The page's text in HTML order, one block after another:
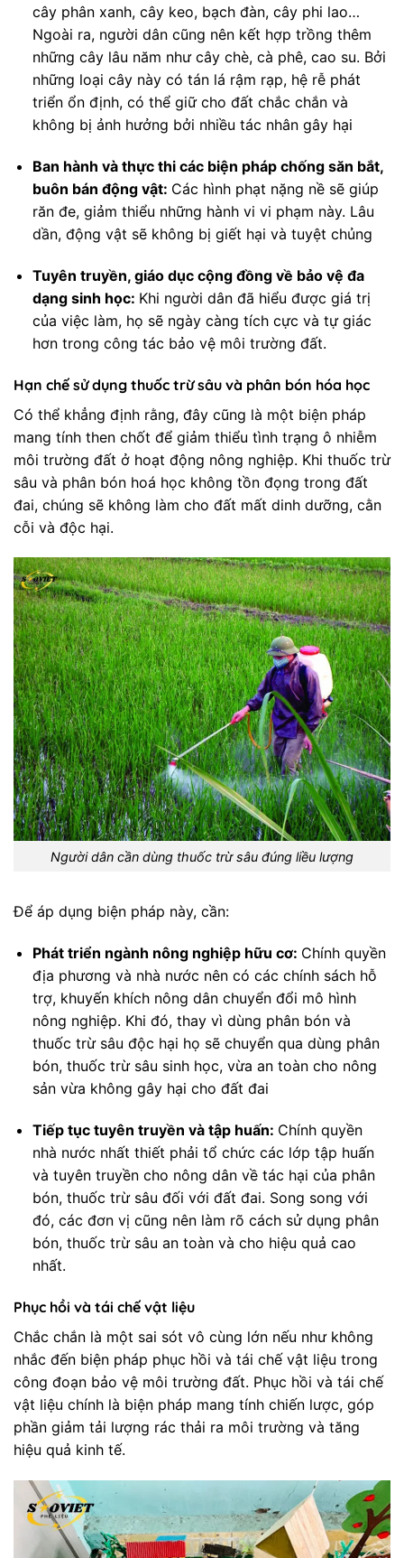
cây phân xanh, cây keo, bạch đàn, cây phi lao…
Ngoài ra, người dân cũng nên kết hợp trồng thêm
những cây lâu năm như cây chè, cà phê, cao su. Bởi
những loại cây này có tán lá rậm rạp, hệ rễ phát
triển ổn định, có thể giữ cho đất chắc chắn và
không bị ảnh hưởng bởi nhiều tác nhân gây hại
Ban hành và thực thi các biện pháp chống săn bắt,
buôn bán động vật: Các hình phạt nặng nề sẽ giúp
răn đe, giảm thiểu những hành vi vi phạm này. Lâu
dần, động vật sẽ không bị giết hại và tuyệt chủng
Tuyên truyền, giáo dục cộng đồng về bảo vệ đa
dạng sinh học: Khi người dân đã hiểu được giá trị
của việc làm, họ sẽ ngày càng tích cực và tự giác
hơn trong công tác bảo vệ môi trường đất.
Hạn chế sử dụng thuốc trừ sâu và phân bón hóa học
Có thể khẳng định rằng, đây cũng là một biện pháp
mang tính then chốt để giảm thiểu tình trạng ô nhiễm
môi trường đất ở hoạt động nông nghiệp. Khi thuốc trừ
sâu và phân bón hoá học không tồn đọng trong đất
đai, chúng sẽ không làm cho đất mất dinh dưỡng, cằn
cỗi và độc hại.
Người dân cần dùng thuốc trừ sâu đúng liều lượng
Để áp dụng biện pháp này, cần:
Phát triển ngành nông nghiệp hữu cơ: Chính quyền
địa phương và nhà nước nên có các chính sách hỗ
trợ, khuyến khích nông dân chuyển đổi mô hình
nông nghiệp. Khi đó, thay vì dùng phân bón và
thuốc trừ sâu độc hại họ sẽ chuyển qua dùng phân
bón, thuốc trừ sâu sinh học, vừa an toàn cho nông
sản vừa không gây hại cho đất đai
Tiếp tục tuyên truyền và tập huấn: Chính quyền
nhà nước nhất thiết phải tổ chức các lớp tập huấn
và tuyên truyền cho nông dân về tác hại của phân
bón, thuốc trừ sâu đối với đất đai. Song song với
đó, các đơn vị cũng nên làm rõ cách sử dụng phân
bón, thuốc trừ sâu an toàn và cho hiệu quả cao
nhất.
Phục hồi và tái chế vật liệu
Chắc chắn là một sai sót vô cùng lớn nếu như không
nhắc đến biện pháp phục hồi và tái chế vật liệu trong
công đoạn bảo vệ môi trường đất. Phục hồi và tái chế
vật liệu chính là biện pháp mang tính chiến lược, góp
phần giảm tải lượng rác thải ra môi trường và tăng
hiệu quả kinh tế.